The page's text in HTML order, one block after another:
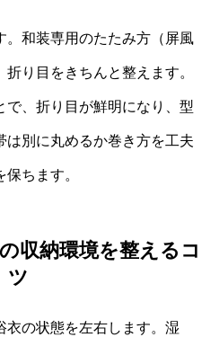
。和装専用のたたみ方（屏風
り目をきちんと整えます。
で、折り目が鮮明になり、型
は別に丸めるか巻き方を工夫
ちます。
収納環境を整えるコ
ツ
衣の状態を左右します。湿